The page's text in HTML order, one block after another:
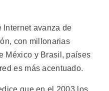
Internet avanza de
con millonarias
México y Brasil, países
es más acentuado.
que en el 2003 los